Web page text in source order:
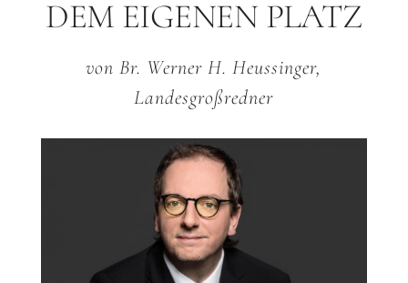
EM EIGENEN PLATZ
von Br. Werner H. Heussinger,
Landesgroßredner